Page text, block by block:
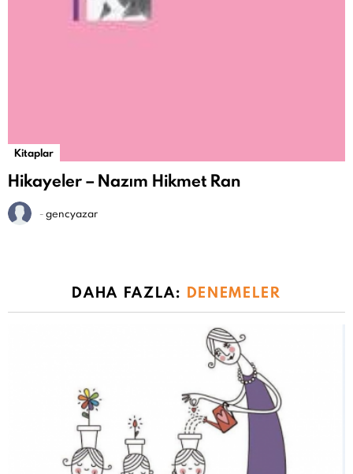
Kitaplar
Hikayeler – Nazım Hikmet Ran
-gencyazar
DAHA FAZLA: DENEMELER